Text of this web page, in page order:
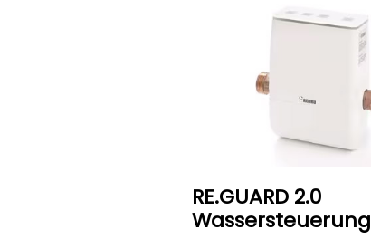
RE.GUARD 2.0
Wassersteuerung